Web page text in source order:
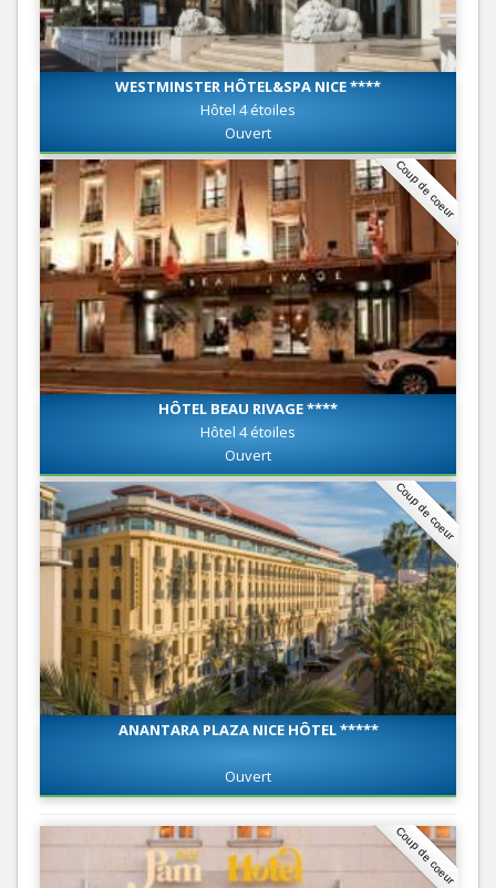
WESTMINSTER HÔTEL&SPA NICE ****
Hôtel 4 étoiles
Ouvert
Coup de coeur
HÔTEL BEAU RIVAGE ****
Hôtel 4 étoiles
Ouvert
Coup de coeur
ANANTARA PLAZA NICE HÔTEL *****
Ouvert
Coup de coeur